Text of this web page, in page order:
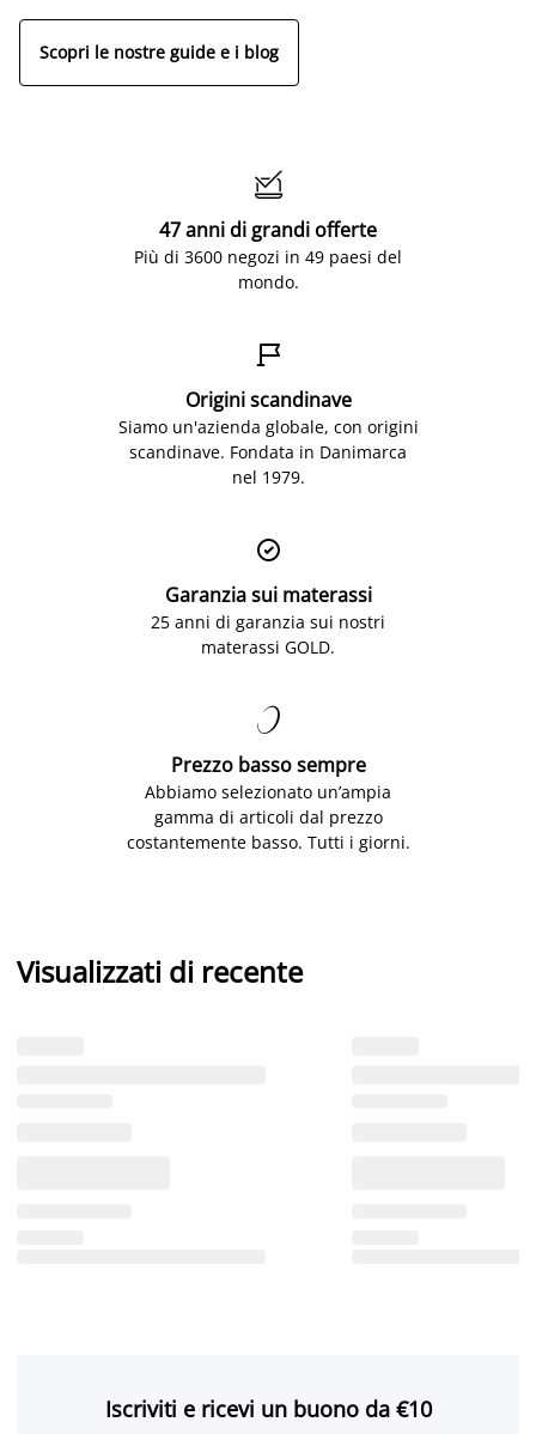
Scopri le nostre guide e i blog

47 anni di grandi offerte
Più di 3600 negozi in 49 paesi del
mondo.

Origini scandinave
Siamo un'azienda globale, con origini
scandinave. Fondata in Danimarca
nel 1979.

Garanzia sui materassi
25 anni di garanzia sui nostri
materassi GOLD.

Prezzo basso sempre
Abbiamo selezionato un’ampia
gamma di articoli dal prezzo
costantemente basso. Tutti i giorni.
Visualizzati di recente
Iscriviti e ricevi un buono da €10